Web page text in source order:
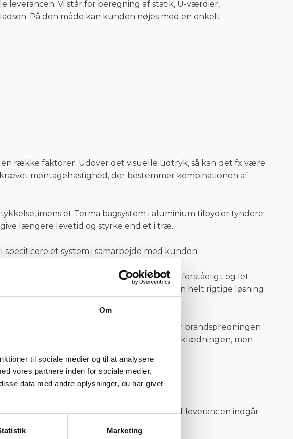
Om
til sociale medier og til at analysere
vores partnere inden for sociale medier,
data med andre oplysninger, du har givet
Marketing
leverancen. Vi står for beregning af statik, U-værdier,
På den måde kan kunden nøjes med en enkelt
række faktorer. Udover det visuelle udtryk, så kan det fx være
montagehastighed, der bestemmer kombinationen af
imens et Terma bagsystem i aluminium tilbyder tyndere
længere levetid og styrke end et i træ.
et system i samarbejde med kunden.
og udtryk, men vi prøver at gøre det forståeligt og let
for kunden, så vi kan sammensætte den helt rigtige løsning
Komproment Firestop, der effektivt stopper brandspredningen
ventilerede hulrum helt ude ved facadebeklædningen, men
bibeholdes.
igennem projektet. Som en integreret del af leverancen indgår
miljøpåvirkning.